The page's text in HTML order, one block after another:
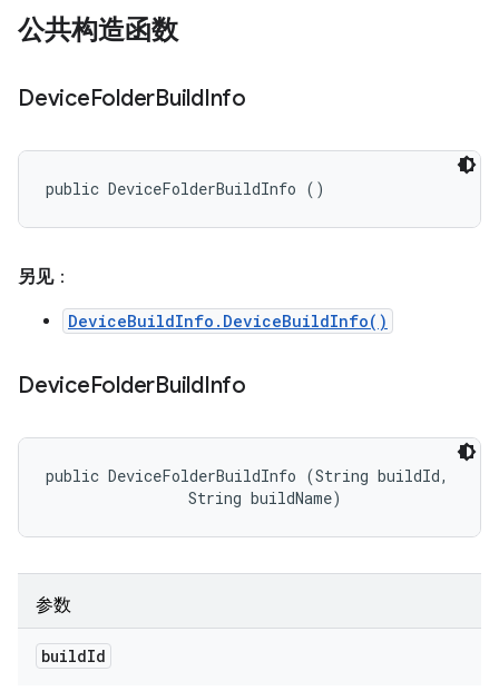
公共构造函数
DeviceFolderBuildInfo
public DeviceFolderBuildInfo ()
另见：
DeviceBuildInfo.DeviceBuildInfo()
DeviceFolderBuildInfo
public DeviceFolderBuildInfo (String buildId,
                String buildName)
参数
buildId